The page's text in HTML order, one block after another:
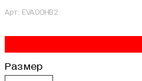
Арт: EVA00HB2
Размер